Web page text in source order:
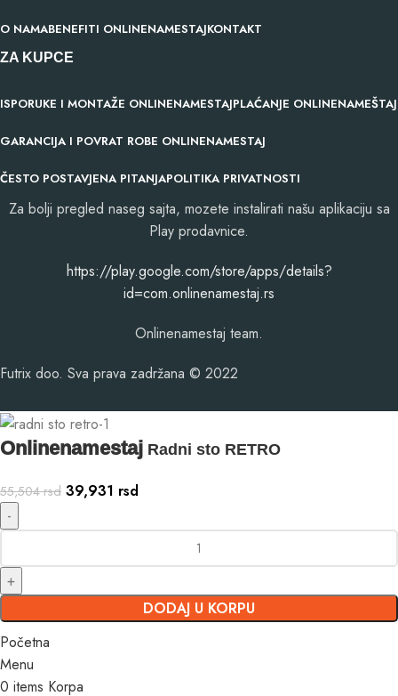
O NAMABENEFITI ONLINENAMESTAJKONTAKT
ZA KUPCE
ISPORUKE I MONTAŽE ONLINENAMESTAJPLAĆANJE ONLINENAMEŠTAJ
GARANCIJA I POVRAT ROBE ONLINENAMESTAJ
ČESTO POSTAVJENA PITANJAPOLITIKA PRIVATNOSTI
Za bolji pregled naseg sajta, mozete instalirati našu aplikaciju sa
Play prodavnice.
​https://play.google.com/store/apps/details?
id=com.onlinenamestaj.rs
Onlinenamestaj team.
Futrix doo. Sva prava zadržana © 2022
Onlinenamestaj Radni sto RETRO
55,504rsd 39,931 rsd
DODAJ U KORPU
Početna
Menu
0 items Korpa